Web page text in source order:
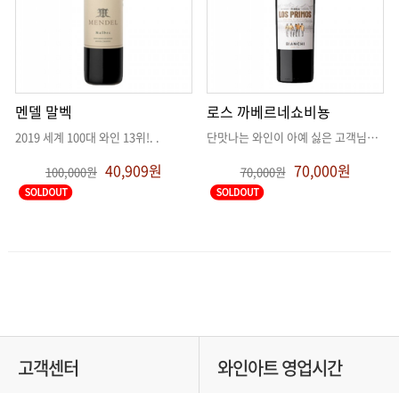
멘델 말벡
2019 세계 100대 와인 13위!. .
100,000원 40,909원
로스 까베르네쇼비뇽
단맛나는 와인이 아예 싫은 고객님들을 위한 데일리 와인
70,000원 70,000원
고객센터 와인아트 영업시간